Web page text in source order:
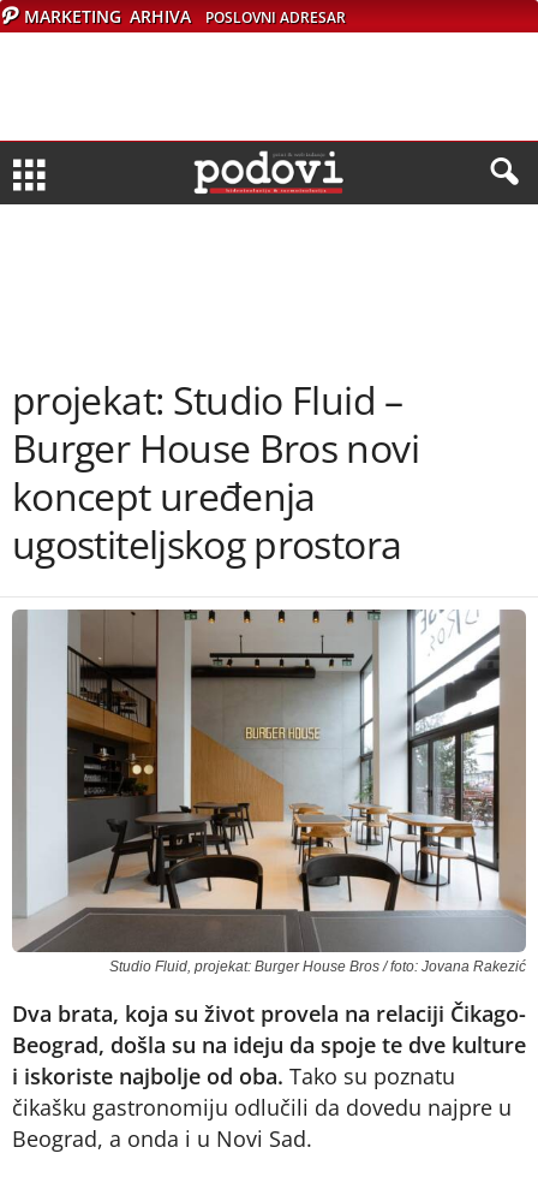
MARKETING ARHIVA POSLOVNI ADRESAR
projekat: Studio Fluid –
Burger House Bros novi
koncept uređenja
ugostiteljskog prostora
Studio Fluid, projekat: Burger House Bros / foto: Jovana Rakezić
Dva brata, koja su život provela na relaciji Čikago-
Beograd, došla su na ideju da spoje te dve kulture
i iskoriste najbolje od oba. Tako su poznatu
čikašku gastronomiju odlučili da dovedu najpre u
Beograd, a onda i u Novi Sad.